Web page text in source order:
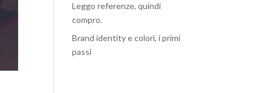
Leggo referenze, quindi
compro.
Brand identity e colori, i primi
passi